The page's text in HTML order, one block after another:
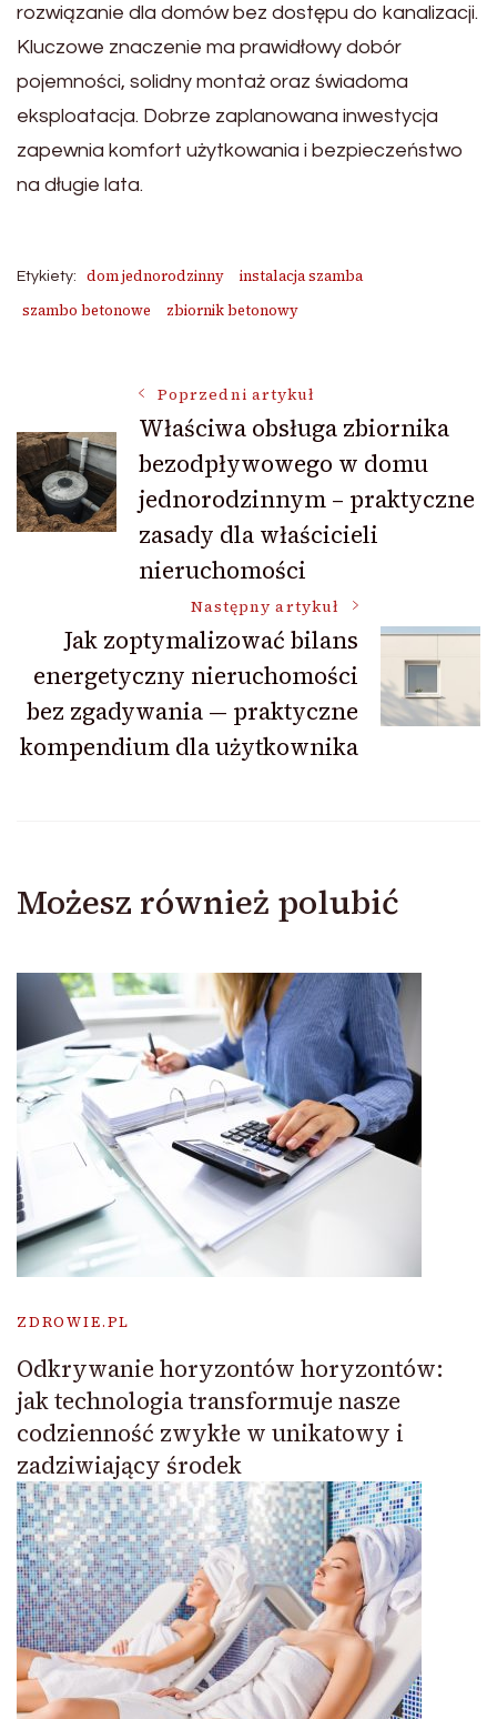
rozwiązanie dla domów bez dostępu do kanalizacji.
Kluczowe znaczenie ma prawidłowy dobór
pojemności, solidny montaż oraz świadoma
eksploatacja. Dobrze zaplanowana inwestycja
zapewnia komfort użytkowania i bezpieczeństwo
na długie lata.
Etykiety: dom jednorodzinny
instalacja szamba
szambo betonowe
zbiornik betonowy
Nawigacja
wpisu
Poprzedni artykuł
Właściwa obsługa zbiornika
bezodpływowego w domu
jednorodzinnym – praktyczne
zasady dla właścicieli
nieruchomości
Następny artykuł
Jak zoptymalizować bilans
energetyczny nieruchomości
bez zgadywania — praktyczne
kompendium dla użytkownika
Możesz również polubić
ZDROWIE.PL
Odkrywanie horyzontów horyzontów:
jak technologia transformuje nasze
codzienność zwykłe w unikatowy i
zadziwiający środek